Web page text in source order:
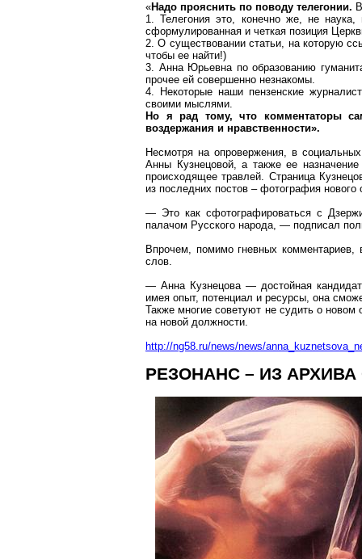
«Надо прояснить по поводу телегонии.
1.Телегония это, конечно же, не
сформулированная и четкая позиция
2. О существовании статьи, на которую
чтобы ее найти!)
3. Анна Юрьевна по образованию
прочее ей совершенно незнакомы.
4. Некоторые наши пензенские
своими мыслями.
Но я рад тому, что комментаторы
воздержания и нравственности».
Несмотря на опровержения, в
Анны Кузнецовой, а также ее
происходящее травлей. Страница
из последних постов – фотография
— Это как сфотографироваться с
палачом Русского народа, — подписал
Впрочем, помимо гневных комментариев,
слов.
— Анна Кузнецова — достойная
имея опыт, потенциал и ресурсы, она
Также многие советуют не судить о новом
на новой должности.
http://ng58.ru/news/news/
РЕЗОНАНС – ИЗ АРХИВА